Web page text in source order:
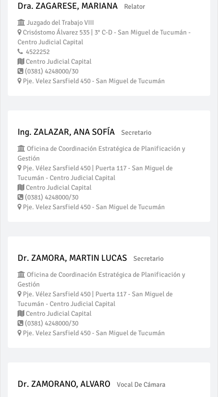
Dra. ZAGARESE, MARIANA
Relator
Juzgado del Trabajo VIII
Crisóstomo Álvarez 535 | 3° C-D - San Miguel de Tucumán -
Centro Judicial Capital
4522252
Centro Judicial Capital
(0381) 4248000/30
Pje. Velez Sarsfield 450 - San Miguel de Tucumán
Ing. ZALAZAR, ANA SOFÍA
Secretario
Oficina de Coordinación Estratégica de Planificación y
Gestión
Pje. Vélez Sarsfield 450 | Puerta 117 - San Miguel de
Tucumán - Centro Judicial Capital
Centro Judicial Capital
(0381) 4248000/30
Pje. Velez Sarsfield 450 - San Miguel de Tucumán
Dr. ZAMORA, MARTIN LUCAS
Secretario
Oficina de Coordinación Estratégica de Planificación y
Gestión
Pje. Vélez Sarsfield 450 | Puerta 117 - San Miguel de
Tucumán - Centro Judicial Capital
Centro Judicial Capital
(0381) 4248000/30
Pje. Velez Sarsfield 450 - San Miguel de Tucumán
Dr. ZAMORANO, ALVARO
Vocal De Cámara